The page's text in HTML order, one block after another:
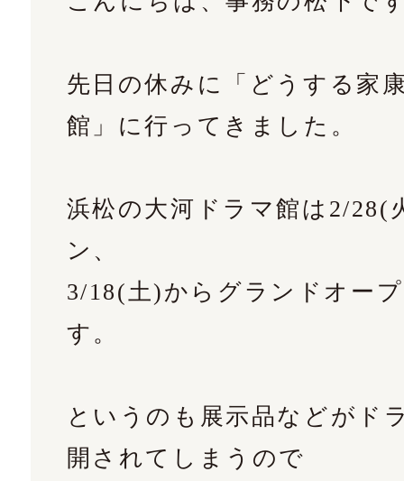
先日の休みに「どうする家
館」に行ってきました。
浜松の大河ドラマ館は2/28(
ン、
3/18(土)からグランドオー
す。
というのも展示品などがド
開されてしまうので